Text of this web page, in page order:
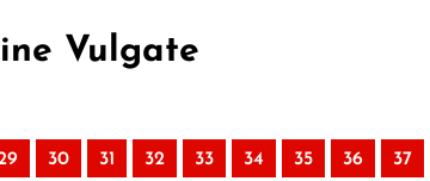
Vulgate
30 31 32 33 34 35 36 37